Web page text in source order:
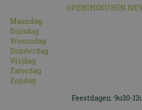
OPENINGSUREN
Maandag
Dinsdag
Woensdag
Donderdag
Vrijdag
Zaterdag
Zondag
Feestdagen: 9u30-